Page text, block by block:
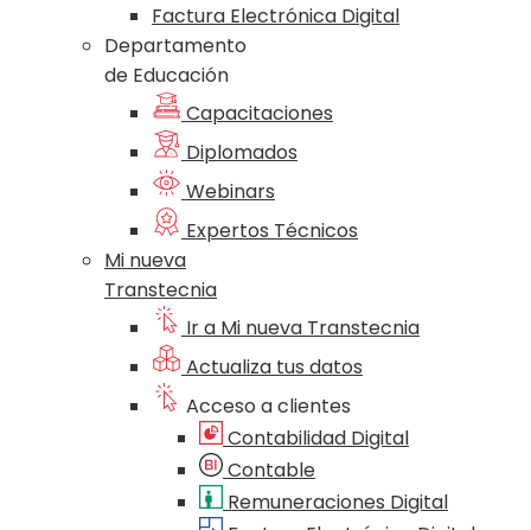
Factura Electrónica Digital
Departamento
de Educación
Capacitaciones
Diplomados
Webinars
Expertos Técnicos
Mi nueva
Transtecnia
Ir a Mi nueva Transtecnia
Actualiza tus datos
Acceso a clientes
Contabilidad Digital
Contable
Remuneraciones Digital